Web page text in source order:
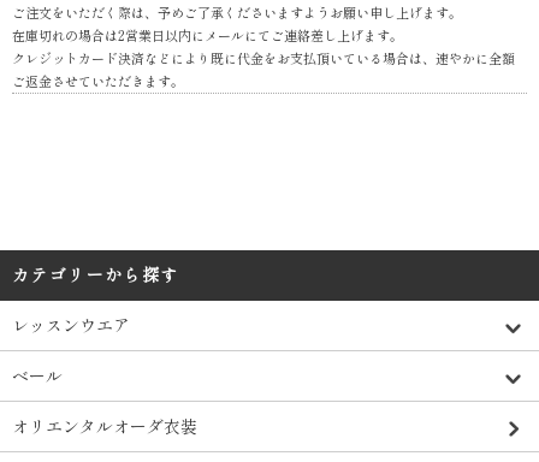
ご注文をいただく際は、予めご了承くださいますようお願い申し上げます。
在庫切れの場合は2営業日以内にメールにてご連絡差し上げます。
クレジットカード決済などにより既に代金をお支払頂いている場合は、速やかに全額
ご返金させていただきます。
カテゴリーから探す
レッスンウエア
ベール
オリエンタルオーダ衣装